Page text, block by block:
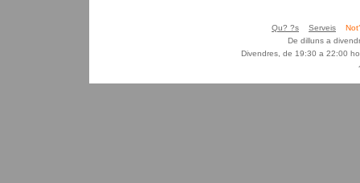
Qu? ?s Serveis
De dilluns a
Divendres, de 19:30 a 22:00